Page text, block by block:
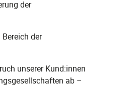
der
der
unserer Kund:innen
ab –